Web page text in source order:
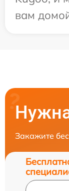
вам
Закажите